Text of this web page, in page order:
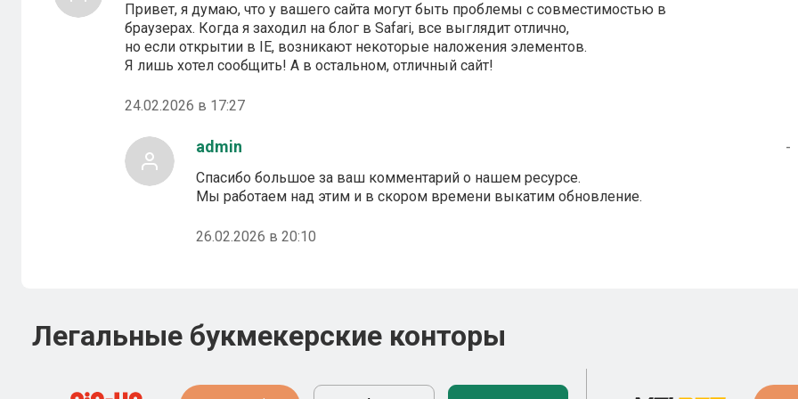
Привет, я думаю, что у вашего сайта могут быть проблемы с совместимостью в
браузерах. Когда я заходил на блог в Safari, все выглядит отлично,
но если открытии в IE, возникают некоторые наложения элементов.
Я лишь хотел сообщить! А в остальном, отличный сайт!
24.02.2026 в 17:27
admin -
Спасибо большое за ваш комментарий о нашем ресурсе.
Мы работаем над этим и в скором времени выкатим обновление.
26.02.2026 в 20:10
Легальные букмекерские конторы